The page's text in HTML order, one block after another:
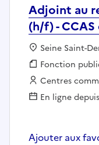
Adjoint au
(h/f) -
Localisation :
Seine Saint-
Fonction
Fonction
Employeur :
Centres
En ligne
Ajouter aux